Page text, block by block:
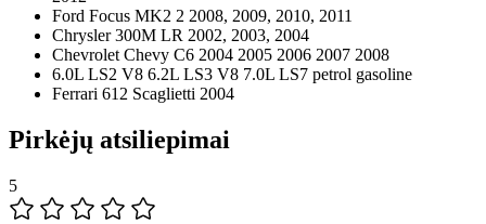
Ford Focus MK2 2 2008, 2009, 2010, 2011
Chrysler 300M LR 2002, 2003, 2004
Chevrolet Chevy C6 2004 2005 2006 2007 2008
6.0L LS2 V8 6.2L LS3 V8 7.0L LS7 petrol gasoline
Ferrari 612 Scaglietti 2004
Pirkėjų atsiliepimai
5